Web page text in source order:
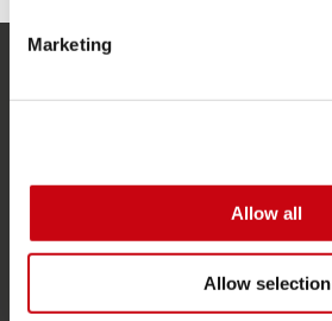
Marketing
Allow all
Allow selection
SERVICE
Bestellung & Zahlung
Garantie & Reparaturen